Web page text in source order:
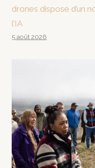
drones dispose d’un
l’IA
5 août 2026